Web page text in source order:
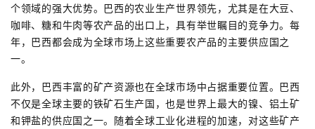
个领域的强大优势。巴西的农业生产世界领先，尤其是在大豆、
咖啡、糖和牛肉等农产品的出口上，具有举世瞩目的竞争力。每
年，巴西都会成为全球市场上这些重要农产品的主要供应国之
一。
此外，巴西丰富的矿产资源也在全球市场中占据重要位置。巴西
不仅是全球主要的铁矿石生产国，也是世界上最大的镍、铝土矿
和钾盐的供应国之一。随着全球工业化进程的加速，对这些矿产